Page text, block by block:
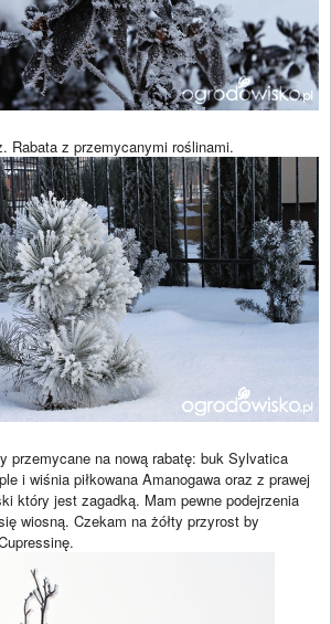
Rabata z przemycanymi roślinami.
przemycane na nową rabatę: buk Sylvatica
i wiśnia piłkowana Amanogawa oraz z prawej
który jest zagadką. Mam pewne podejrzenia
wiosną. Czekam na żółty przyrost by